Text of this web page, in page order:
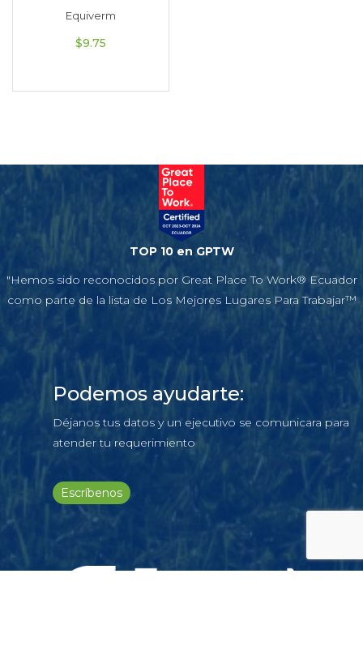
Equiverm
$9.75
TOP 10 en GPTW
"Hemos sido reconocidos por Great Place To Work® Ecuador
como parte de la lista de Los Mejores Lugares Para Trabajar™
Podemos ayudarte:
Déjanos tus datos y un ejecutivo se comunicara para
atender tu requerimiento
Escríbenos